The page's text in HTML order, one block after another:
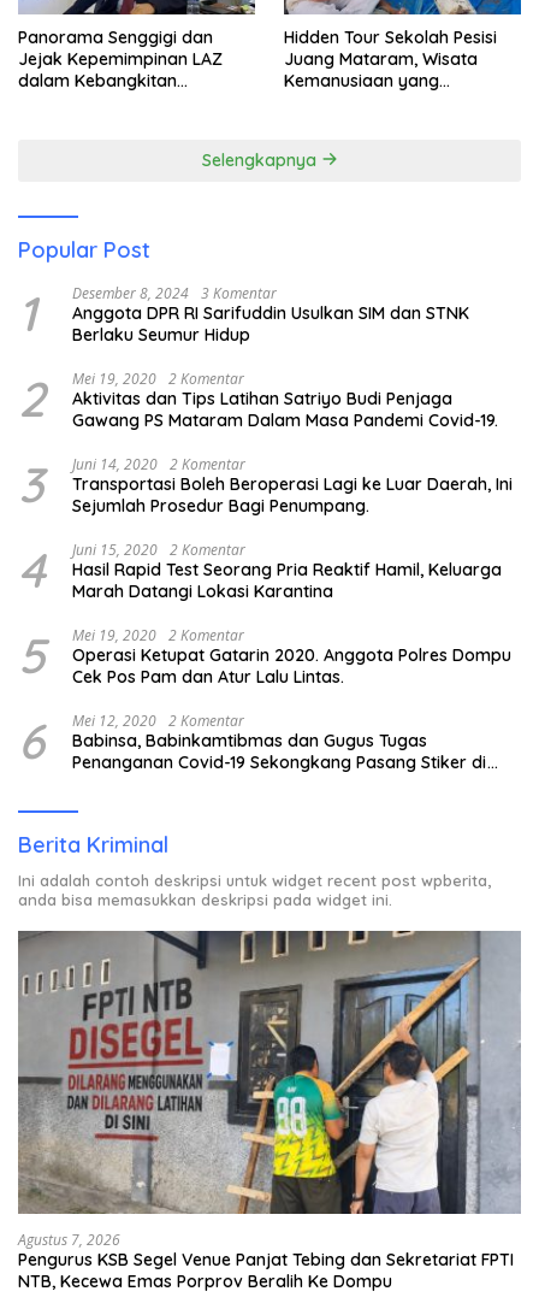
Panorama Senggigi dan
Jejak Kepemimpinan LAZ
dalam Kebangkitan
Hidden Tour Sekolah Pesisi
Juang Mataram, Wisata
Kemanusiaan yang
Selengkapnya
Popular Post
1 Desember 8, 2024 3 Komentar
Anggota DPR RI Sarifuddin Usulkan SIM dan STNK
Berlaku Seumur Hidup
2 Mei 19, 2020 2 Komentar
Aktivitas dan Tips Latihan Satriyo Budi Penjaga
Gawang PS Mataram Dalam Masa Pandemi Covid-19.
3 Juni 14, 2020 2 Komentar
Transportasi Boleh Beroperasi Lagi ke Luar Daerah, Ini
Sejumlah Prosedur Bagi Penumpang.
4 Juni 15, 2020 2 Komentar
Hasil Rapid Test Seorang Pria Reaktif Hamil, Keluarga
Marah Datangi Lokasi Karantina
5 Mei 19, 2020 2 Komentar
Operasi Ketupat Gatarin 2020. Anggota Polres Dompu
Cek Pos Pam dan Atur Lalu Lintas.
6 Mei 12, 2020 2 Komentar
Babinsa, Babinkamtibmas dan Gugus Tugas
Penanganan Covid-19 Sekongkang Pasang Stiker di
Berita Kriminal
Ini adalah contoh deskripsi untuk widget recent post wpberita,
anda bisa memasukkan deskripsi pada widget ini.
Agustus 7, 2026
Pengurus KSB Segel Venue Panjat Tebing dan Sekretariat FPTI
NTB, Kecewa Emas Porprov Beralih Ke Dompu